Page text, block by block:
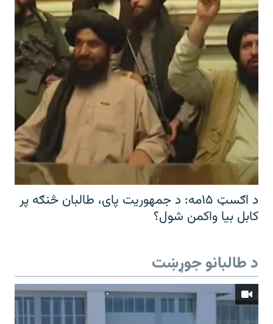
د اګسټ ۱۵مه: د جمهوریت پای، طالبان څنګه پر
کابل بیا واکمن شول؟
د طالبانو جوړښت